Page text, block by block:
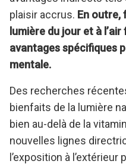
plaisir accrus. En outre,
lumière du jour et à
avantages spécifiques
mentale.
Des recherches
bienfaits de la lumière
bien au-delà de la
nouvelles lignes
l’exposition à l’extérieur